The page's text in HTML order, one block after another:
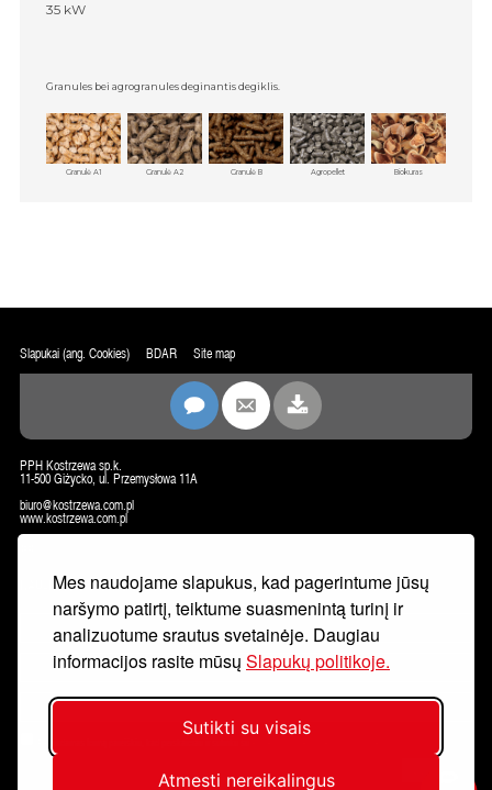
Mes naudojame slapukus, kad pagerintume jūsų
naršymo patirtį, teiktume suasmenintą turinį ir
analizuotume srautus svetainėje. Daugiau
informacijos rasite mūsų Slapukų politikoje.
Sutikti su visais
Atmesti nereikalingus
35 kW
Granules bei agrogranules deginantis degiklis.
Granulė A1 Granulė A2 Granulė B Agropellet Biokuras
Slapukai (ang. Cookies) BDAR Site map
PPH Kostrzewa sp.k.
11-500 Giżycko, ul. Przemysłowa 11A
biuro@kostrzewa.com.pl
www.kostrzewa.com.pl
NAUJIENLAIŠKIS